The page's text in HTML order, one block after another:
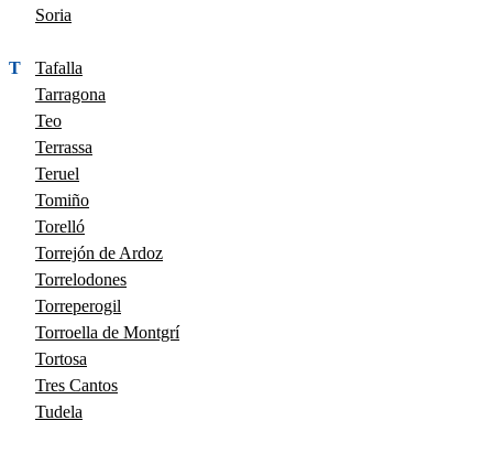
Soria
T
Tafalla
Tarragona
Teo
Terrassa
Teruel
Tomiño
Torelló
Torrejón de Ardoz
Torrelodones
Torreperogil
Torroella de Montgrí
Tortosa
Tres Cantos
Tudela